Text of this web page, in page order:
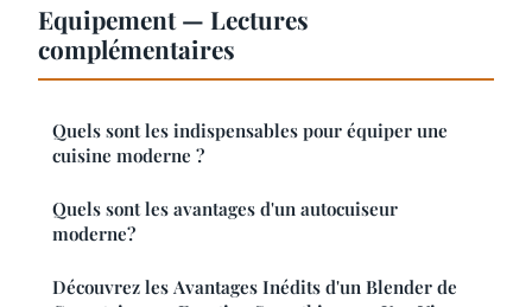
Equipement — Lectures
complémentaires
Quels sont les indispensables pour équiper une
cuisine moderne ?
Quels sont les avantages d'un autocuiseur
moderne?
Découvrez les Avantages Inédits d'un Blender de